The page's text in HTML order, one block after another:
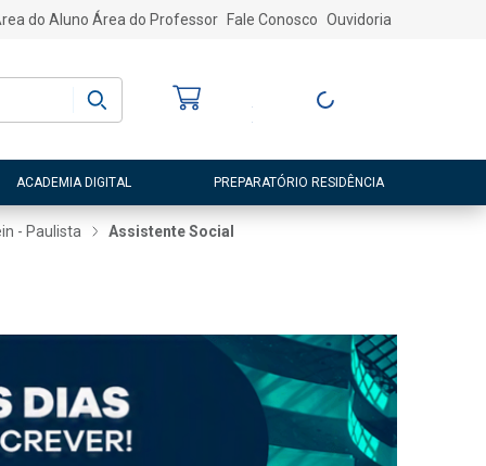
do Aluno Área do Professor Fale Conosco Ouvidoria
Entre ou Cadastre-
ACADEMIA DIGITAL PREPARATÓRIO RESIDÊNCIA
- Paulista Assistente Social